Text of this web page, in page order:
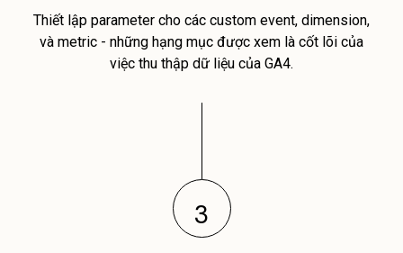
Thiết lập parameter cho các custom event, dimension,
và metric - những hạng mục được xem là cốt lõi của
việc thu thập dữ liệu của GA4.
3